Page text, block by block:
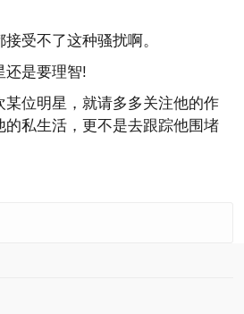
受不了这种骚扰啊。
是要理智!
位明星，就请多多关注他的作
私生活，更不是去跟踪他围堵